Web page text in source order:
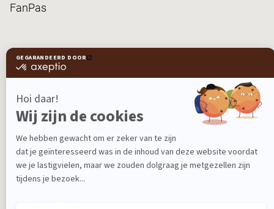
FanPas
Nieuwsbrief
Ontvang nieuws, tips en de laatste acties!